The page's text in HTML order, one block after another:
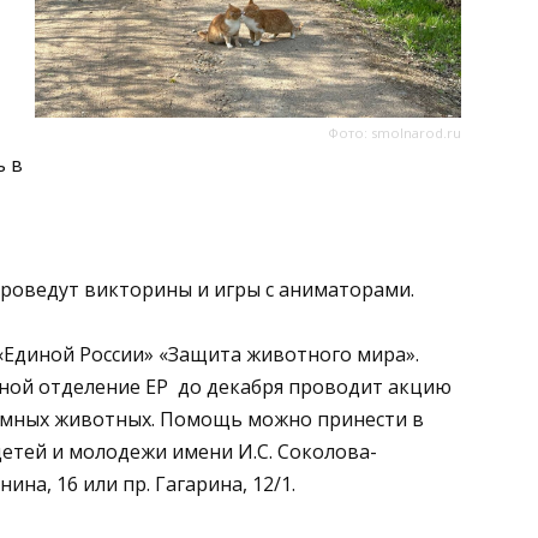
Фото: smolnarod.ru
в
викторины и игры с аниматорами.
России» «Защита животного мира».
отделение ЕР до декабря проводит акцию
животных. Помощь можно принести в
и молодежи имени И.С. Соколова-
16 или пр. Гагарина, 12/1.